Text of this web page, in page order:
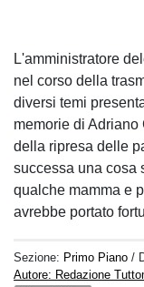
L'amministratore
nel corso della
diversi temi
memorie di Adriano
della ripresa delle
successa una cosa
qualche mamma e
avrebbe portato
Sezione: Primo Piano /
Autore: Redazione